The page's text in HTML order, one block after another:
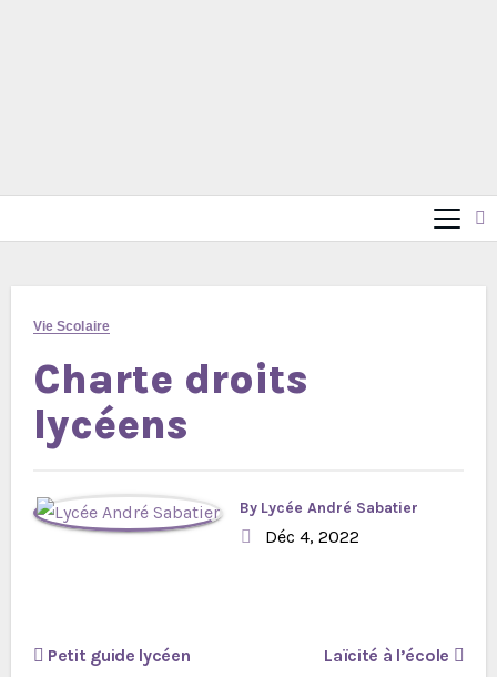
Vie Scolaire
Charte droits
lycéens
By Lycée André Sabatier
Déc 4, 2022
Navigation
Petit guide lycéen Laïcité à l’école